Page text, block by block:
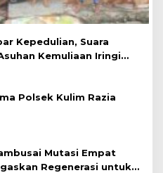
Kepedulian, Suara
Kemuliaan Iringi
Polsek Kulim Razia
Mutasi Empat
Regenerasi untuk